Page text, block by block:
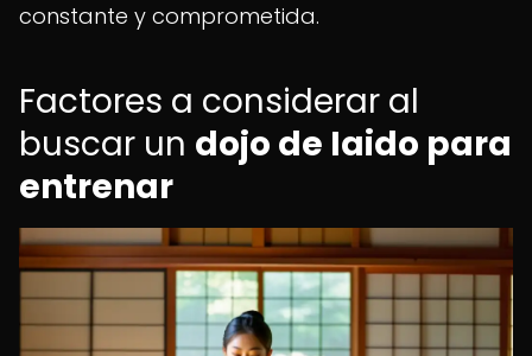
constante y comprometida.
Factores a considerar al
buscar un dojo de Iaido para
entrenar